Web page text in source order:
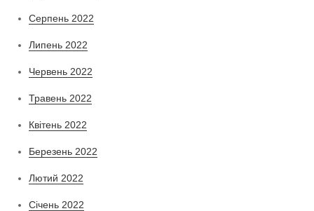
Серпень 2022
Липень 2022
Червень 2022
Травень 2022
Квітень 2022
Березень 2022
Лютий 2022
Січень 2022